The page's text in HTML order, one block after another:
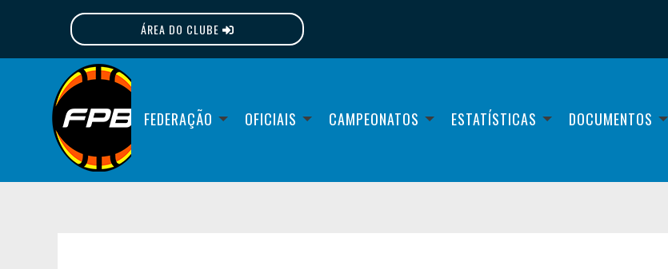
ÁREA DO CLUBE
FEDERAÇÃO OFICIAIS CAMPEONATOS ESTATÍSTICAS DOCUMENTOS